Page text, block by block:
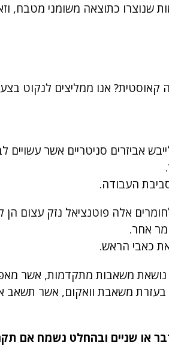
שנוצרו כתוצאה משומני מטבח,
אנו ממליצים לנקוט
אביזרים סניטריים אשר
העבודה.
אלה פוטנציאל נזק עצום
אחר.
כאבי הראש.
נושאת משאבות מתקדמות, אשר
בעזרת משאבת וואקום, אשר
או שניים ובהחלט נשמח אם